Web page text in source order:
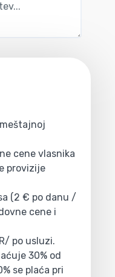
cene vlasnika
provizije
(2 € po danu /
cene i
po usluzi.
30% od
se plaća pri